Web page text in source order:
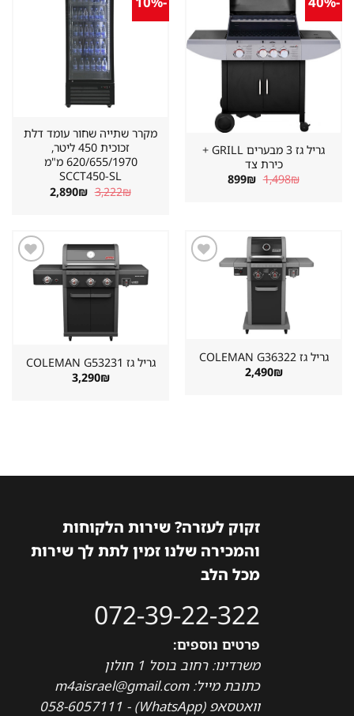
במועדפים
גריל גז 3 מבערים GRILL +
כירת צד
1,498 המחיר
המקורי
899 ₪ המחיר
הנוכחי
מקרר שתייה שחור עומד דלת
זכוכית 450 ליטר,
620/655/1970 מ"מ
SCCT450-SL
3,222 המחיר
המקורי
2,890 ₪ המחיר
הנוכחי
גריל גז ⁦COLEMAN G36322⁩
2,490
שמור
מוצר
גריל גז ⁦COLEMAN G53231⁩
3,290
זקוק לעזרה? שירות הלקוחות
והמכירה שלנו זמין לתת לך שירות
מכל הלב
072-39-22-322
פרטים נוספים:
משרדינו: רחוב בוסל 1 חולון
כתובת מייל: m4aisrael@gmail.com
וואטסאפ (WhatsApp) - 058-6057111